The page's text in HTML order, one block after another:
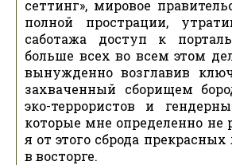
сеттинг», мировое
полной прострации,
саботажа доступ к
больше всех во всем этом
вынужденно возглавив
захваченный сборищем
эко-террористов и
которые мне определенно не
я от этого сброда
в восторге.